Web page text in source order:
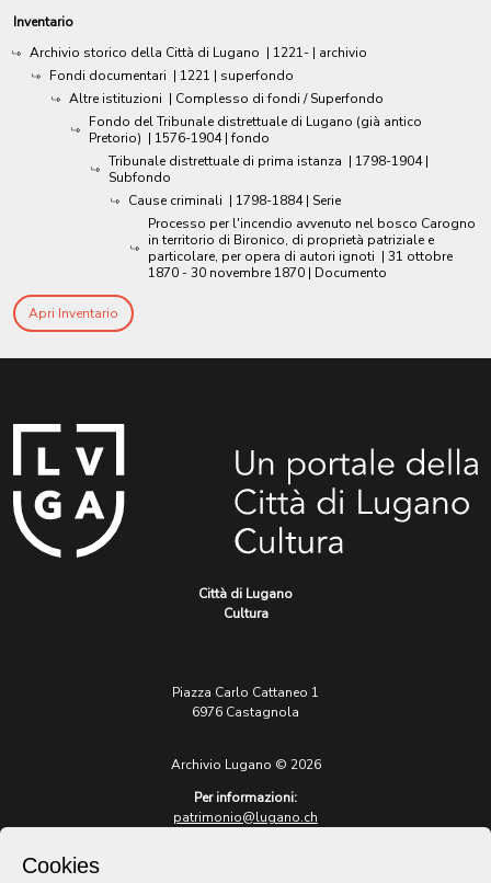
Inventario
Archivio storico della Città di Lugano | 1221- | archivio
Fondi documentari | 1221 | superfondo
Altre istituzioni | Complesso di fondi / Superfondo
Fondo del Tribunale distrettuale di Lugano (già antico
Pretorio) | 1576-1904 | fondo
Tribunale distrettuale di prima istanza | 1798-1904 |
Subfondo
Cause criminali | 1798-1884 | Serie
Processo per l'incendio avvenuto nel bosco Carogno
in territorio di Bironico, di proprietà patriziale e
particolare, per opera di autori ignoti | 31 ottobre
1870 - 30 novembre 1870 | Documento
Apri Inventario
Città di Lugano
Cultura
Piazza Carlo Cattaneo 1
6976 Castagnola
Archivio Lugano © 2026
Per informazioni:
patrimonio@lugano.ch
Cookies